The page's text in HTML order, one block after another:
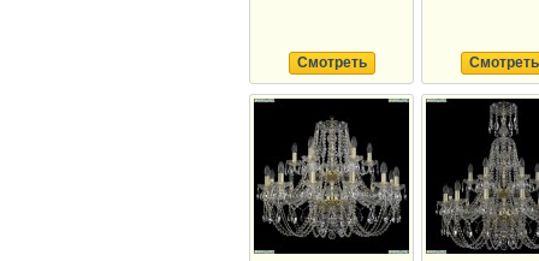
Смотреть Смотреть